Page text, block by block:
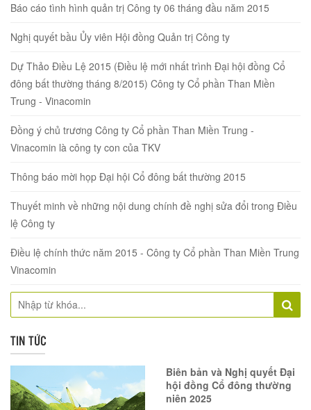
Báo cáo tình hình quản trị Công ty 06 tháng đầu năm 2015
Nghị quyết bầu Ủy viên Hội đồng Quản trị Công ty
Dự Thảo Điều Lệ 2015 (Điều lệ mới nhất trình Đại hội đồng Cổ
đông bất thường tháng 8/2015) Công ty Cổ phần Than Miền
Trung - Vinacomin
Đồng ý chủ trương Công ty Cổ phần Than Miền Trung -
Vinacomin là công ty con của TKV
Thông báo mời họp Đại hội Cổ đông bất thường 2015
Thuyết minh về những nội dung chính đề nghị sửa đổi trong Điều
lệ Công ty
Điều lệ chính thức năm 2015 - Công ty Cổ phần Than Miền Trung
Vinacomin
TIN TỨC
Biên bản và Nghị quyết Đại
hội đồng Cổ đông thường
niên 2025